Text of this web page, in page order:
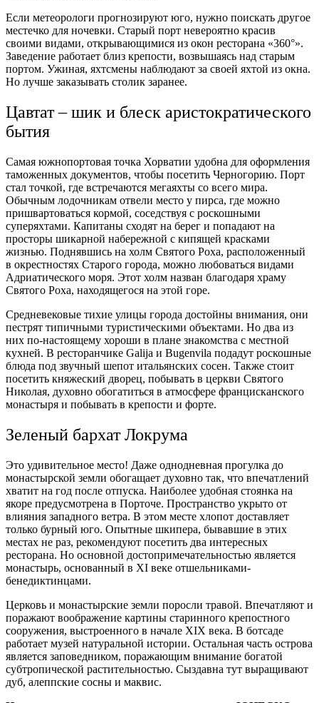
Если метеорологи прогнозируют юго, нужно поискать другое
местечко для ночевки. Старый порт невероятно красив
своими видами, открывающимися из окон ресторана «360°».
Заведение работает близ крепости, возвышаясь над старым
портом. Ужиная, яхтсмены наблюдают за своей яхтой из окна.
Но лучше заказывать столик заранее.
Цавтат – шик и блеск аристократического
бытия
Самая южнопортовая точка Хорватии удобна для оформления
таможенных документов, чтобы посетить Черногорию. Порт
стал точкой, где встречаются мегаяхты со всего мира.
Обычным лодочникам отвели место у пирса, где можно
пришвартоваться кормой, соседствуя с роскошными
суперяхтами. Капитаны сходят на берег и попадают на
просторы шикарной набережной с кипящей красками
жизнью. Поднявшись на холм Святого Роха, расположенный
в окрестностях Старого города, можно любоваться видами
Адриатического моря. Этот холм назван благодаря храму
Святого Роха, находящегося на этой горе.
Средневековые тихие улицы города достойны внимания, они
пестрят типичными туристическими объектами. Но два из
них по-настоящему хороши в плане знакомства с местной
кухней. В ресторанчике Galija и Bugenvila подадут роскошные
блюда под звучный шепот итальянских сосен. Также стоит
посетить княжеский дворец, побывать в церкви Святого
Николая, духовно обогатиться в атмосфере францисканского
монастыря и побывать в крепости и форте.
Зеленый бархат Локрума
Это удивительное место! Даже однодневная прогулка до
монастырской земли обогащает духовно так, что впечатлений
хватит на год после отпуска. Наиболее удобная стоянка на
якоре предусмотрена в Порточе. Пространство укрыто от
влияния западного ветра. В этом месте хлопот доставляет
только бурный юго. Опытные шкипера, бывавшие в этих
местах не раз, рекомендуют посетить два интересных
ресторана. Но основной достопримечательностью является
монастырь, основанный в XI веке отшельниками-
бенедиктинцами.
Церковь и монастырские земли поросли травой. Впечатляют и
поражают воображение картины старинного крепостного
сооружения, выстроенного в начале XIX века. В ботсаде
работает музей натуральной истории. Остальная часть острова
является заповедником, поражающим внимание богатой
субтропической растительностью. Сыздавна тут выращивают
дуб, алеппские сосны и маквис.